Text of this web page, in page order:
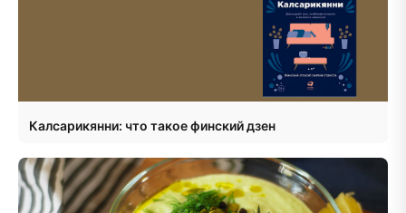
Калсарикянни: что такое финский дзен